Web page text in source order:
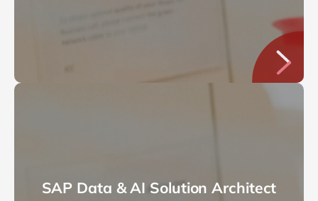
SAP Data & AI Solution Architect